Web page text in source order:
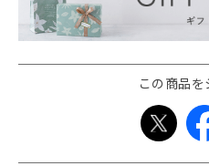
この商品を